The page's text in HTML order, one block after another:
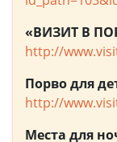
«ВИЗИТ В
http://
Порво для
http://
Места для